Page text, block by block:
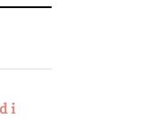
i